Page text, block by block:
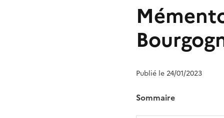
Publié le 24/01/2023
Sommaire